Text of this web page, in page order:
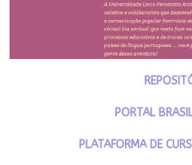
PORTAL
PLATAFORMA DE